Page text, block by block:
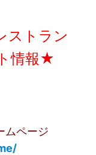
ストラン
情報★
ムページ